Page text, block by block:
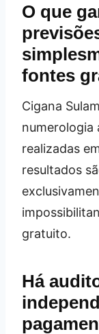
O que
fontes
Cigana
numerologia
realizadas
resultados
gratuito.
Há